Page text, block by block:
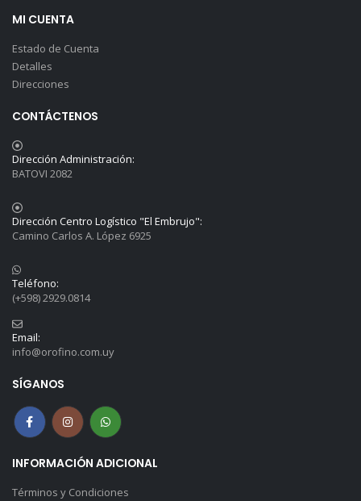
MI CUENTA
Estado de Cuenta
Detalles
Direcciones
CONTÁCTENOS
Dirección Administración:
BATOVI 2082
Dirección Centro Logístico "El Embrujo":
Camino Carlos A. López 6925
Teléfono:
(+598) 2929.0814
Email:
info@orofino.com.uy
SÍGANOS
INFORMACIÓN ADICIONAL
Términos y Condiciones